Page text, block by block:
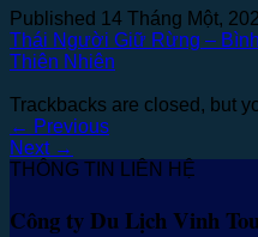
Published 14 Tháng Một,
Thái Người Giữ Rừng –
Thiên Nhiên
Trackbacks are closed, but
← Previous
Next →
THÔNG TIN LIÊN HỆ
Công ty Du Lịch Vinh